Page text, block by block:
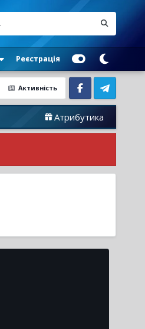
Реєстрація
Активність
Facebook Telegram
Атрибутика